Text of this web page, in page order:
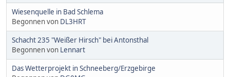
Wiesenquelle in Bad Schlema
Begonnen von DL3HRT
Schacht 235 "Weißer Hirsch" bei Antonsthal
Begonnen von Lennart
Das Wetterprojekt in Schneeberg/Erzgebirge